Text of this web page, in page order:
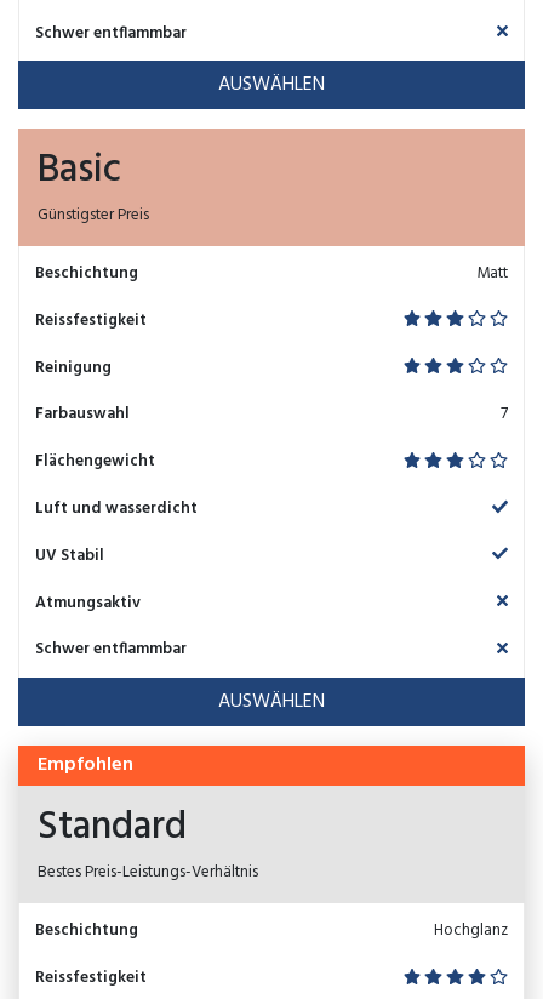
Schwer entflammbar
AUSWÄHLEN
Basic
Günstigster Preis
Beschichtung
Matt
Reissfestigkeit
Reinigung
Farbauswahl
7
Flächengewicht
Luft und wasserdicht
UV Stabil
Atmungsaktiv
Schwer entflammbar
AUSWÄHLEN
Empfohlen
Standard
Bestes Preis-Leistungs-Verhältnis
Beschichtung
Hochglanz
Reissfestigkeit